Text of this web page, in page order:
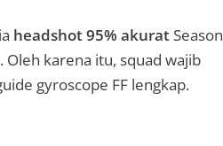
headshot 95% akurat Season
karena itu, squad wajib
gyroscope FF lengkap.